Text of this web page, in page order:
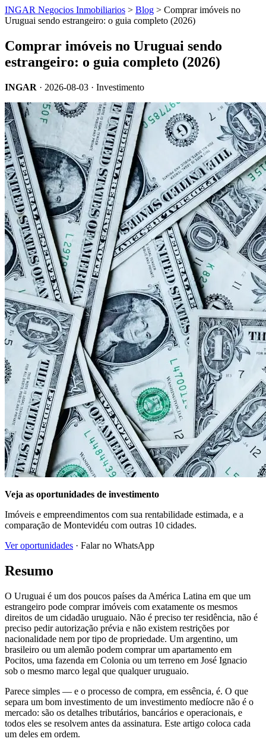
INGAR Negocios Inmobiliarios > Blog > Comprar imóveis no
Uruguai sendo estrangeiro: o guia completo (2026)
Comprar imóveis no Uruguai sendo
estrangeiro: o guia completo (2026)
INGAR · 2026-08-03 · Investimento
Veja as oportunidades de investimento
Imóveis e empreendimentos com sua rentabilidade estimada, e a
comparação de Montevidéu com outras 10 cidades.
Ver oportunidades · Falar no WhatsApp
Resumo
O Uruguai é um dos poucos países da América Latina em que um
estrangeiro pode comprar imóveis com exatamente os mesmos
direitos de um cidadão uruguaio. Não é preciso ter residência, não é
preciso pedir autorização prévia e não existem restrições por
nacionalidade nem por tipo de propriedade. Um argentino, um
brasileiro ou um alemão podem comprar um apartamento em
Pocitos, uma fazenda em Colonia ou um terreno em José Ignacio
sob o mesmo marco legal que qualquer uruguaio.
Parece simples — e o processo de compra, em essência, é. O que
separa um bom investimento de um investimento medíocre não é o
mercado: são os detalhes tributários, bancários e operacionais, e
todos eles se resolvem antes da assinatura. Este artigo coloca cada
um deles em ordem.